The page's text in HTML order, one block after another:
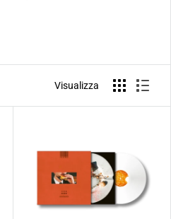
Visualizza